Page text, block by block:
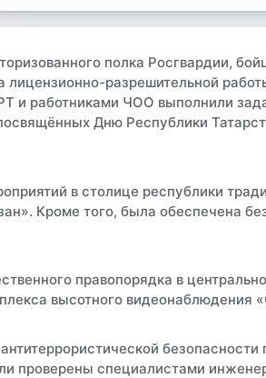
полка Росгвардии,
разрешительной
и работниками ЧОО выполнили
Дню Республики
в столице республики
Кроме того, была обеспечена
правопорядка в
высотного видеонаблюдения
проверены специалистами